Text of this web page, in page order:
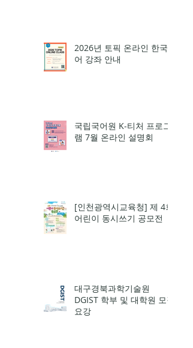
2026년 토픽 온라인 한국
어 강좌 안내
국립국어원 K-티처 프로그
램 7월 온라인 설명회
[인천광역시교육청] 제 4회
어린이 동시쓰기 공모전
대구경북과학기술원
DGIST 학부 및 대학원 모집
요강